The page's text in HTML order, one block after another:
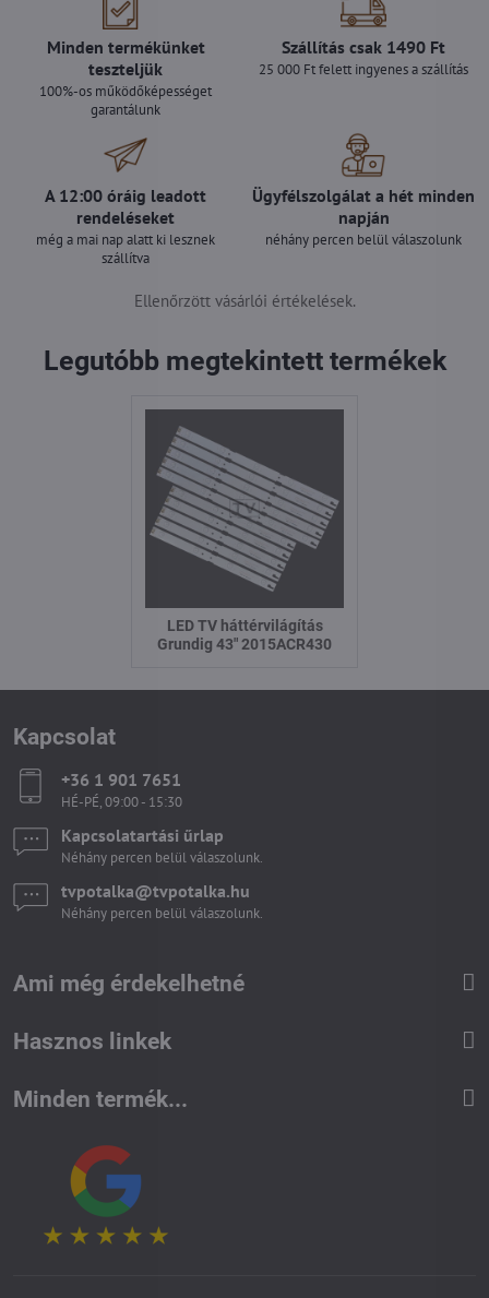
Minden termékünket
teszteljük
100%-os működőképességet
garantálunk
Szállítás csak 1490 Ft
25 000 Ft felett ingyenes a szállítás
A 12:00 óráig leadott
rendeléseket
még a mai nap alatt ki lesznek
szállítva
Ügyfélszolgálat a hét minden
napján
néhány percen belül válaszolunk
Ellenőrzött vásárlói értékelések.
Legutóbb megtekintett termékek
LED TV háttérvilágítás
Grundig 43" 2015ACR430
Kapcsolat
+36 1 901 7651
HÉ-PÉ, 09:00 - 15:30
Kapcsolatartási űrlap
Néhány percen belül válaszolunk.
tvpotalka​@tvpotalka​.hu
Néhány percen belül válaszolunk.
Ami még érdekelhetné
Hasznos linkek
Minden termék...